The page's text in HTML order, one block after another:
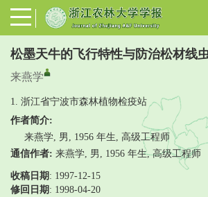
松墨天牛的飞行特性与防治松材线
来燕学
1. 浙江省宁波市森林植物检疫站
作者简介:
来燕学, 男, 1956 年生, 高级工程师
通信作者: 来燕学, 男, 1956 年生, 高级工程师
收稿日期 : 1997-12-15
修回日期 : 1998-04-20